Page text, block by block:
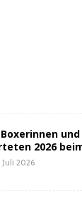
Boxe­rin­nen
2026
Juli 2026